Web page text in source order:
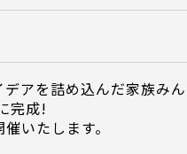
デアを詰め込んだ家族み
完成!
いたします。